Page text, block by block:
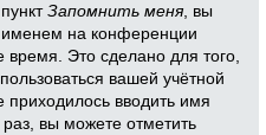
Запомнить меня , вы
именем на конференции
время. Это сделано для того,
вашей учётной
приходилось вводить имя
вы можете отметить